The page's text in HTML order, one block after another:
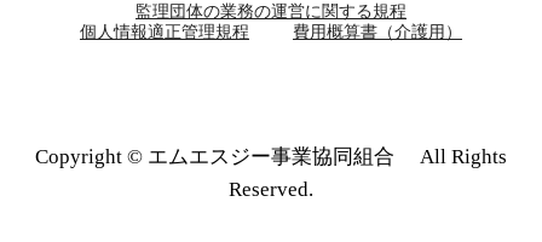
監理団体の業務の運営に関する規程
個人情報適正管理規程
費用概算書（介護用）
Copyright © エムエスジー事業協同組合 All Rights
Reserved.